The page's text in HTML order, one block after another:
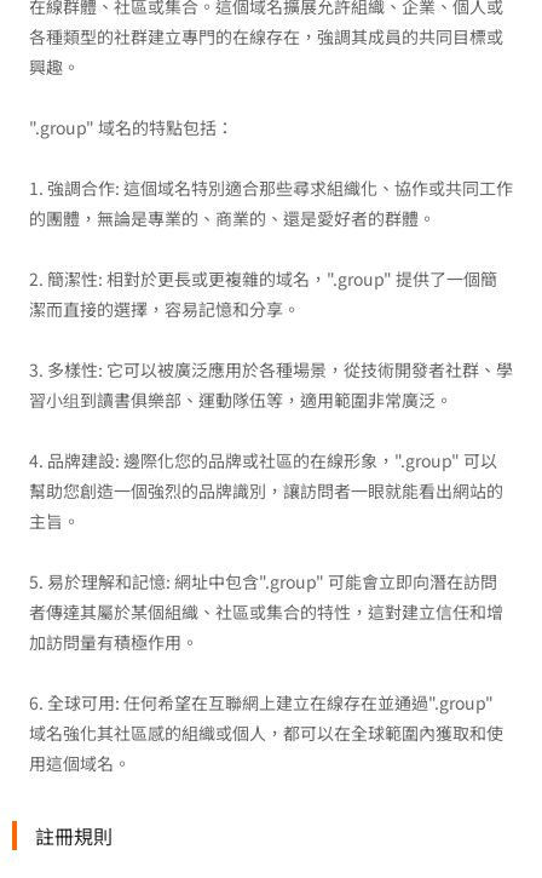
在線群體、社區或集合。這個域名擴展允許組織、企業、個人或
各種類型的社群建立專門的在線存在，強調其成員的共同目標或
興趣。
".group" 域名的特點包括：
1. 強調合作: 這個域名特別適合那些尋求組織化、協作或共同工作
的團體，無論是專業的、商業的、還是愛好者的群體。
2. 簡潔性: 相對於更長或更複雜的域名，".group" 提供了一個簡
潔而直接的選擇，容易記憶和分享。
3. 多樣性: 它可以被廣泛應用於各種場景，從技術開發者社群、學
習小组到讀書俱樂部、運動隊伍等，適用範圍非常廣泛。
4. 品牌建設: 邊際化您的品牌或社區的在線形象，".group" 可以
幫助您創造一個強烈的品牌識別，讓訪問者一眼就能看出網站的
主旨。
5. 易於理解和記憶: 網址中包含".group" 可能會立即向潛在訪問
者傳達其屬於某個組織、社區或集合的特性，這對建立信任和增
加訪問量有積極作用。
6. 全球可用: 任何希望在互聯網上建立在線存在並通過".group"
域名強化其社區感的組織或個人，都可以在全球範圍內獲取和使
用這個域名。
註冊規則